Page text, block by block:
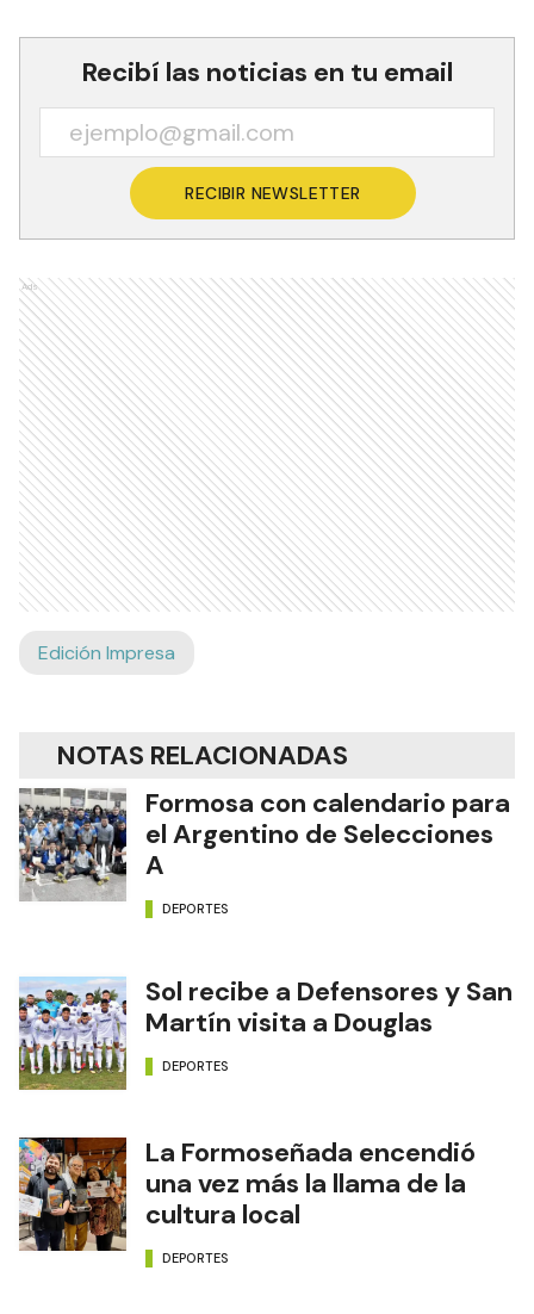
Recibí las noticias en tu email
RECIBIR NEWSLETTER
Ads
Edición Impresa
NOTAS RELACIONADAS
Formosa con calendario para
el Argentino de Selecciones
A
DEPORTES
Sol recibe a Defensores y San
Martín visita a Douglas
DEPORTES
La Formoseñada encendió
una vez más la llama de la
cultura local
DEPORTES